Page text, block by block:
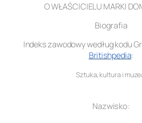
O WŁAŚCICIELU MARKI
Biografia
Indeks zawodowy według kodu
Britishpedia:
Sztuka, kultura i
Nazwisko: